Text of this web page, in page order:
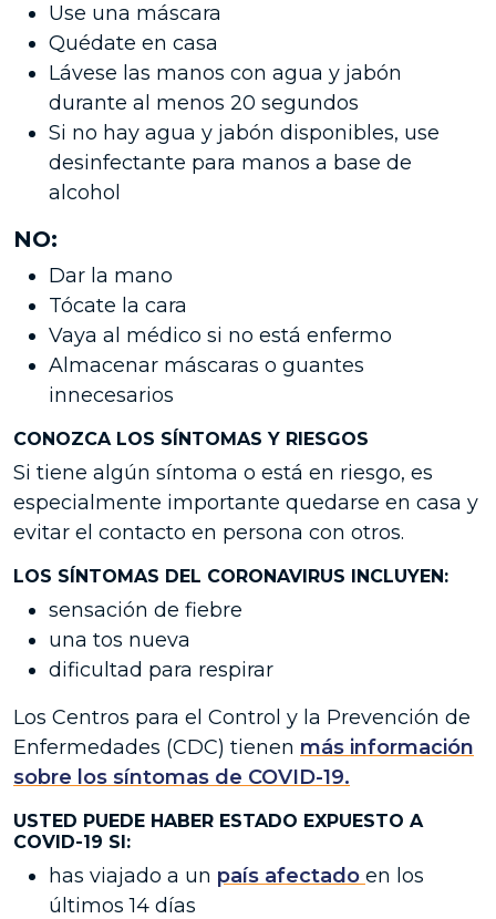
Use una máscara
Quédate en casa
Lávese las manos con agua y jabón
durante al menos 20 segundos
Si no hay agua y jabón disponibles, use
desinfectante para manos a base de
alcohol
NO:
Dar la mano
Tócate la cara
Vaya al médico si no está enfermo
Almacenar máscaras o guantes
innecesarios
CONOZCA LOS SÍNTOMAS Y RIESGOS
Si tiene algún síntoma o está en riesgo, es
especialmente importante quedarse en casa y
evitar el contacto en persona con otros.
LOS SÍNTOMAS DEL CORONAVIRUS INCLUYEN:
sensación de fiebre
una tos nueva
dificultad para respirar
Los Centros para el Control y la Prevención de
Enfermedades (CDC) tienen más información
sobre los síntomas de COVID-19.
USTED PUEDE HABER ESTADO EXPUESTO A
COVID-19 SI:
has viajado a un país afectado en los
últimos 14 días